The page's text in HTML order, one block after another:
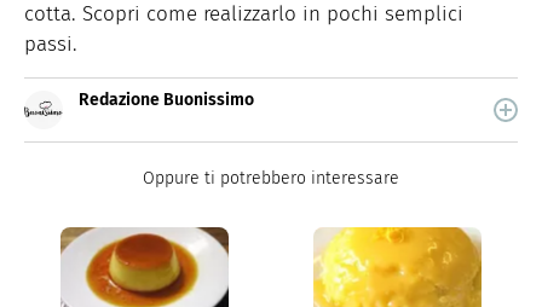
cotta. Scopri come realizzarlo in pochi semplici
passi.
Redazione Buonissimo
quale trovi idee veloci, facili e spiegate passo passo.
Oppure ti potrebbero interessare